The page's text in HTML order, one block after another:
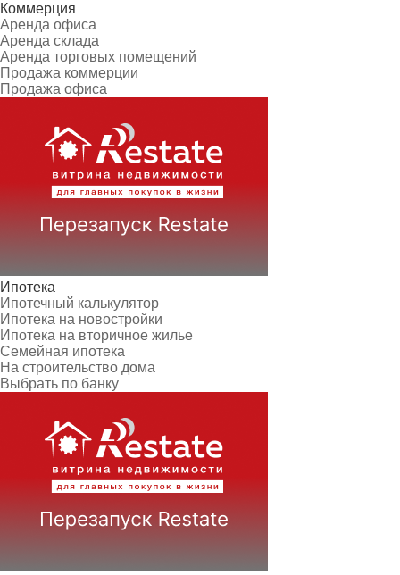
Коммерция
Аренда офиса
Аренда склада
Аренда торговых помещений
Продажа коммерции
Продажа офиса
Ипотека
Ипотечный калькулятор
Ипотека на новостройки
Ипотека на вторичное жилье
Семейная ипотека
На строительство дома
Выбрать по банку